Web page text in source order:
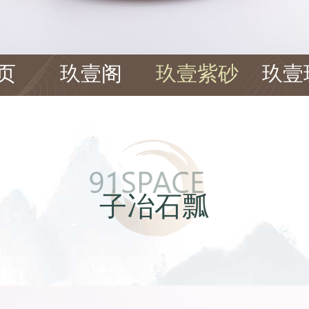
玖壹阁 玖壹紫砂 玖壹
子冶石瓢